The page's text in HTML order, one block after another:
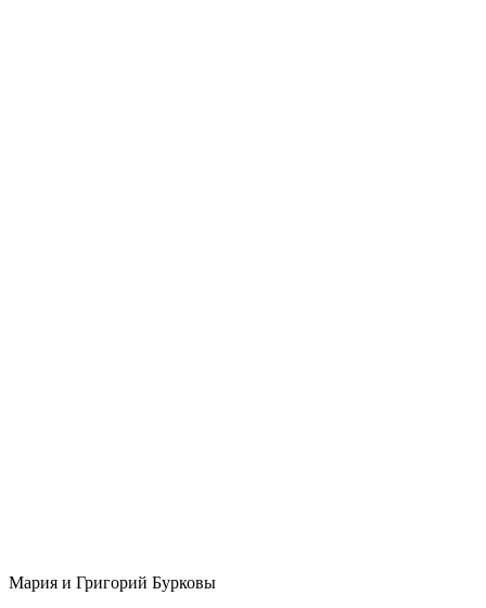
Мария и Григорий Бурковы